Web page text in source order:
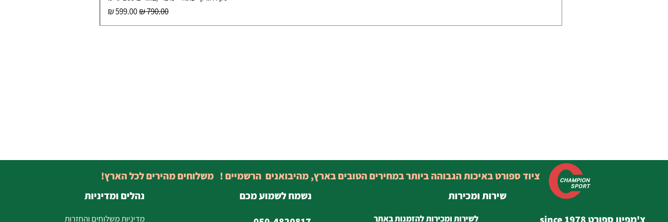
מחיר רגילמחיר מבצע
נהלים ומדיניות
מדיניות משלוחים והחזרות
נשמח לשמוע מכם
לשירות ומכירות להזמנות באתר
שירות ומכירות
ציוד ספורט באיכות הגבוהה ביותר במחירים הטובים בארץ, מהיבואנים הרשמיים ! משלוחים מהירים לכל הארץ!